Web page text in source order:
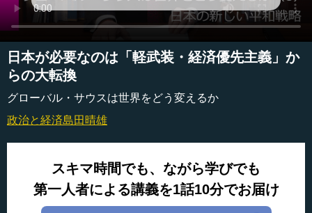
日本が必要なのは「軽武装・経済優先主義」か
らの大転換
グローバル・サウスは世界をどう変えるか
政治と経済島田晴雄
スキマ時間でも、ながら学びでも
第一人者による講義を1話10分でお届け